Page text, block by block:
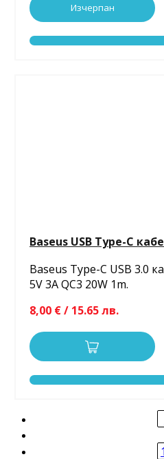
Изчерпан
Baseus USB Type-C
Baseus Type-C USB 3.0
5V 3A QC3 20W 1m.
8,00 € / 15.65 лв.